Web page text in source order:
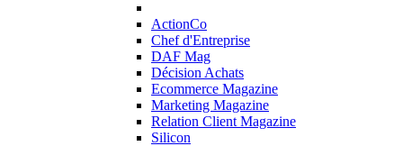
ActionCo
Chef d'Entreprise
DAF Mag
Décision Achats
Ecommerce Magazine
Marketing Magazine
Relation Client Magazine
Silicon